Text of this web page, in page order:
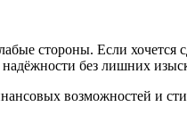
стороны. Если хочется
без лишних
возможностей и